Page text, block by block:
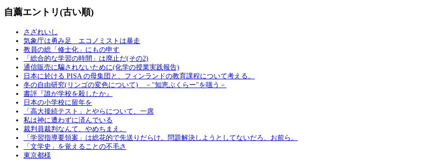
自薦エントリ(古い順)
さざれいし
気象庁は勇み足 エコノミストは暴走
教員の総「修士化」にもの申す
「総合的な学習の時間」は廃止だ(その2)
通信販売に騙されないために(化学の授業実践報告)
日本に於ける PISA の母集団と、フィンランドの教育課程について考える。
冬の自由研究(リンゴの変色について) －"知恵ぶくらー"を嗤う－
書評『誰が学校を殺したか』
日本の小学校に留年を
「高大接続テスト」とやらについて、一席
私は神に遭わずに済んでいる
裁判員裁判なんて、やめちまえ。
「学習指導要領案」は総花的で先送りだらけ。問題解決しようとしてないだろ、お前ら。
「文学史」を覚えることの不毛さ
東京都様